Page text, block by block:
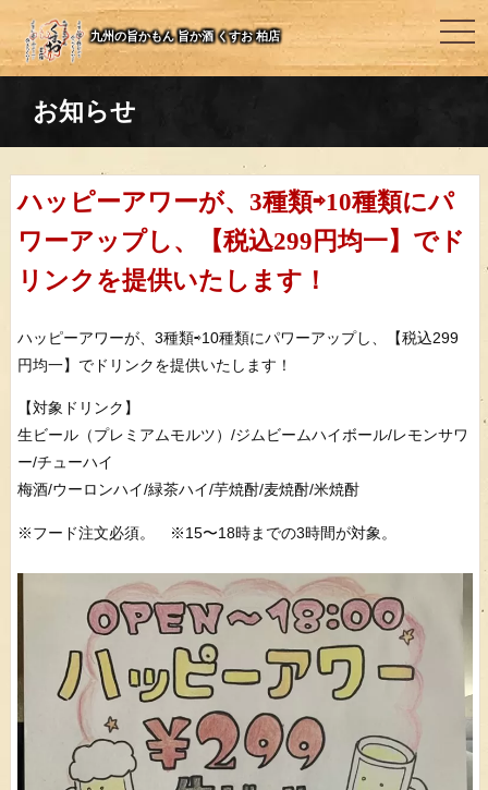
九州の旨かもん 旨か酒 くすお 柏店
お知らせ
ハッピーアワーが、3種類⇨10種類にパ
ワーアップし、【税込299円均一】でド
リンクを提供いたします！
ハッピーアワーが、3種類⇨10種類にパワーアップし、【税込299
円均一】でドリンクを提供いたします！
【対象ドリンク】
生ビール（プレミアムモルツ）/ジムビームハイボール/レモンサワ
ー/チューハイ
梅酒/ウーロンハイ/緑茶ハイ/芋焼酎/麦焼酎/米焼酎
※フード注文必須。 ※15〜18時までの3時間が対象。